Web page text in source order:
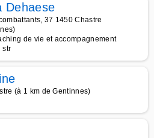
Dehaese
37 1450 Chastre
de vie et accompagnement
str
(à 1 km de Gentinnes)